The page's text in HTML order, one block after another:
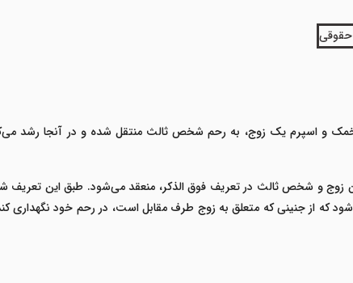
و اسپرم یک زوج، به رحم شخص ثالث منتقل شده و در آنجا رشد
زوج و شخص ثالث در تعریف فوق الذکر، منعقد می‌شود. طبق این
که از جنینی که متعلق به زوج طرف مقابل است، در رحم خود نگهداری